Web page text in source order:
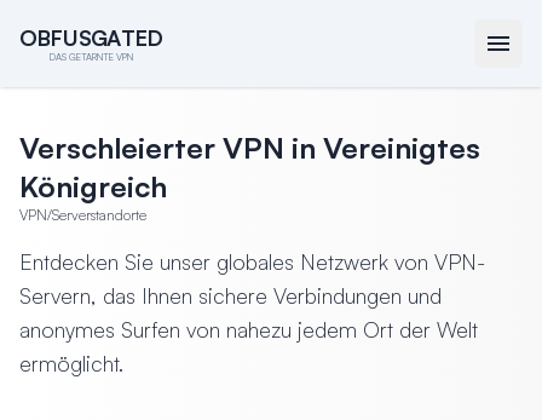
O
OB
BF
FU
US
SG
GA
AT
TE
ED
D
DAS GETARNTE VPN
Verschleierter VPN in Vereinigtes
Königreich
VPN/Serverstandorte
Entdecken Sie unser globales Netzwerk von VPN-
Servern, das Ihnen sichere Verbindungen und
anonymes Surfen von nahezu jedem Ort der Welt
ermöglicht.